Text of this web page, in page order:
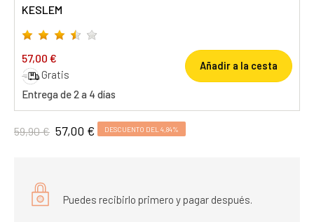
KESLEM
57,00 €
Gratis
Entrega de 2 a 4 días
Añadir a la cesta
59,90 € 57,00 € DESCUENTO DEL 4,84%
Puedes recibirlo primero y pagar después.